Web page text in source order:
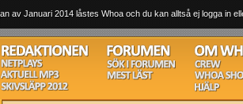
av Januari 2014 låstes Whoa och du kan alltså ej logga in